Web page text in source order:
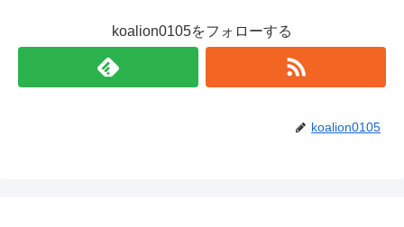
koalion0105をフォローする
koalion0105